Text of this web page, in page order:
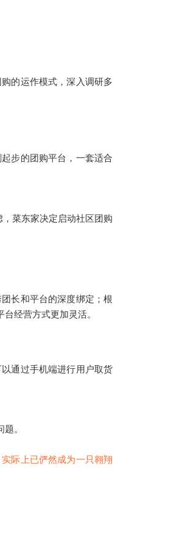
的运作模式，深入调研多
步的团购平台，一套适合
菜东家决定启动社区团购
长和平台的深度绑定；根
经营方式更加灵活。
通过手机端进行用户取货
。
际上已俨然成为一只翱翔